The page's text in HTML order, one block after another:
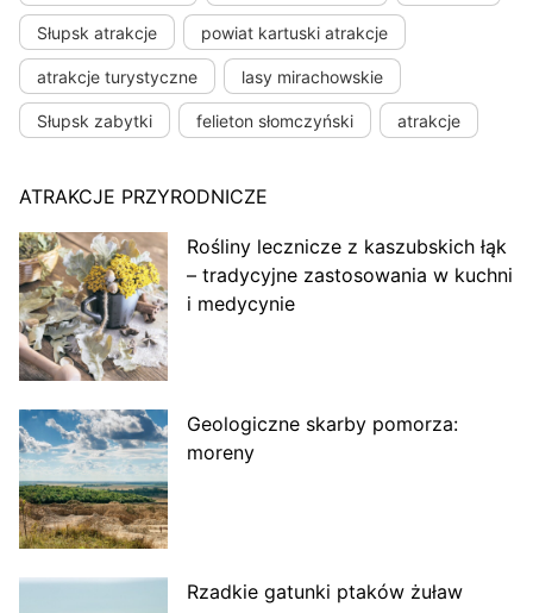
Słupsk atrakcje powiat kartuski atrakcje
atrakcje turystyczne lasy mirachowskie
Słupsk zabytki felieton słomczyński atrakcje
ATRAKCJE PRZYRODNICZE
Rośliny lecznicze z kaszubskich łąk
– tradycyjne zastosowania w kuchni
i medycynie
Geologiczne skarby pomorza:
moreny
Rzadkie gatunki ptaków żuław